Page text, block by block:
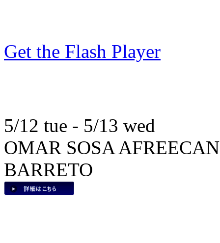
Get the Flash Player
5/12 tue - 5/13 wed
OMAR SOSA
BARRETO